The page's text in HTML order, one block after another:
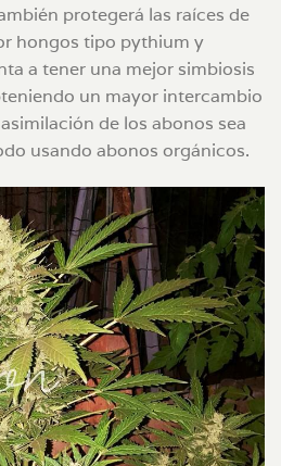
protegerá las raíces de
hongos tipo pythium y
a tener una mejor simbiosis
un mayor intercambio
de los abonos sea
usando abonos orgánicos.